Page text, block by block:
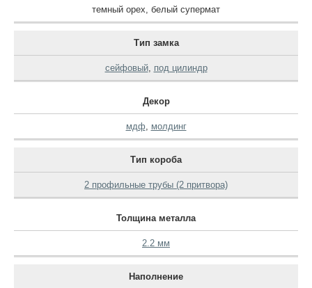
темный орех белый супермат
Тип замка
сейфовый, под цилиндр
Декор
мдф молдинг
Тип короба
2 профильные трубы (2 притвора)
Толщина металла
2.2 мм
Наполнение